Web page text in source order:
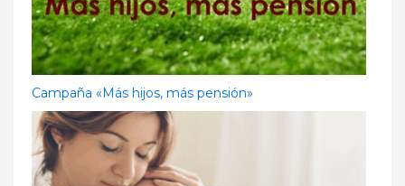
Campaña «Más hijos, más pensión»